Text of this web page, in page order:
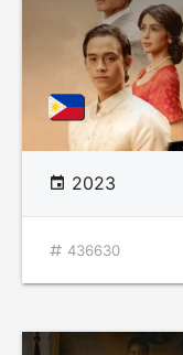
2023
436630